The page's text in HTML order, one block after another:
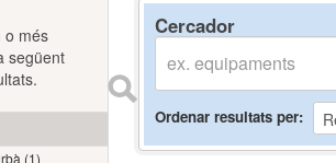
Cercador
Ordenar resultats per
o més
següent
(1)